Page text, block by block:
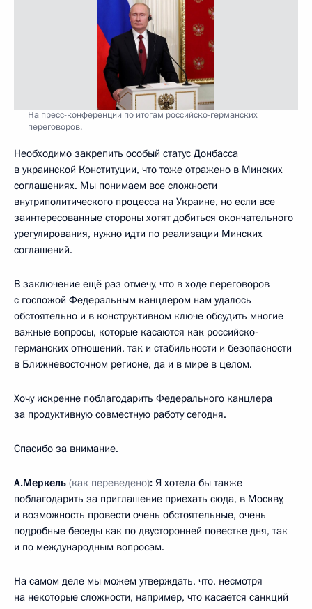
На пресс-конференции по итогам российско-германских
переговоров.
Необходимо закрепить особый статус Донбасса
в украинской Конституции, что тоже отражено в Минских
соглашениях. Мы понимаем все сложности
внутриполитического процесса на Украине, но если все
заинтересованные стороны хотят добиться окончательного
урегулирования, нужно идти по реализации Минских
соглашений.
В заключение ещё раз отмечу, что в ходе переговоров
с госпожой Федеральным канцлером нам удалось
обстоятельно и в конструктивном ключе обсудить многие
важные вопросы, которые касаются как российско-
германских отношений, так и стабильности и безопасности
в Ближневосточном регионе, да и в мире в целом.
Хочу искренне поблагодарить Федерального канцлера
за продуктивную совместную работу сегодня.
Спасибо за внимание.
А.Меркель (как переведено): Я хотела бы также
поблагодарить за приглашение приехать сюда, в Москву,
и возможность провести очень обстоятельные, очень
подробные беседы как по двусторонней повестке дня, так
и по международным вопросам.
На самом деле мы можем утверждать, что, несмотря
на некоторые сложности, например, что касается санкций